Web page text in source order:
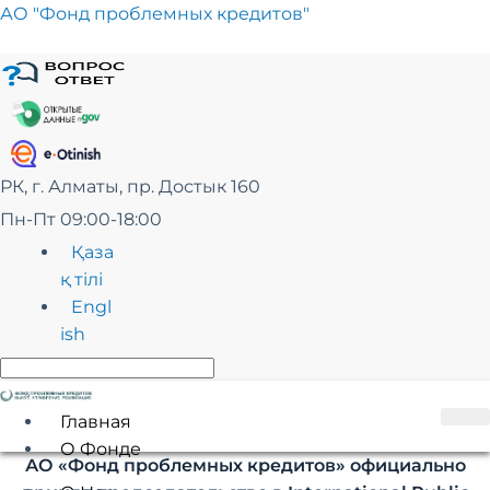
Перейти
сути
АО "Фонд проблемных кредитов"
РК, г. Алматы, пр. Достык 160
Пн-Пт 09:00-18:00
Қаза
қ тілі
Engl
ish
Главная
О Фонде
АО «Фонд проблемных кредитов» официально